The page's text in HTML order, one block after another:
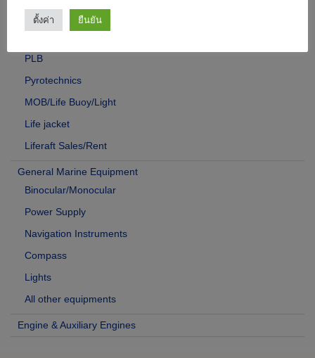
VHF TWO-WAY Radios
PLB
Pyrotechnics
MOB/Life Buoy/Light
Life jacket
Liferaft Sales/Rent
General Marine Equipment
Binocular/Monocular
Power Supply
Navigation Instruments
Compass
Lights
All other equipments
Engine & Auxiliary Engines
ตั้งค่า ยืนยัน